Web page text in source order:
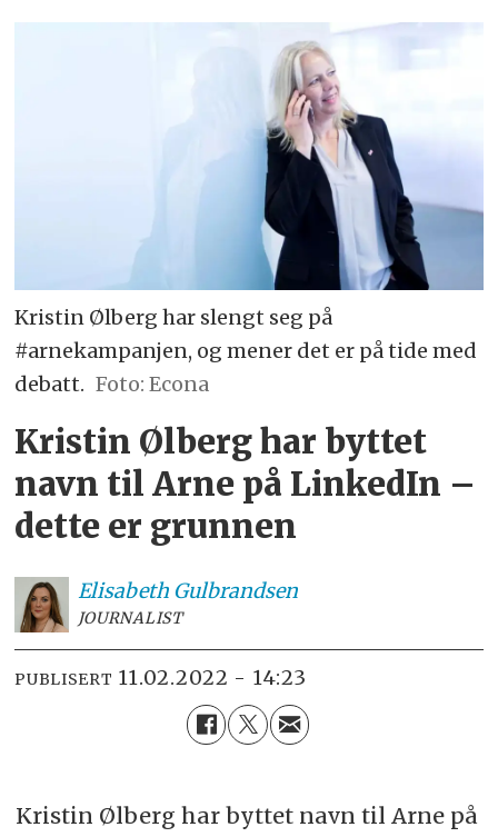
Kristin Ølberg har slengt seg på
#arnekampanjen, og mener det er på tide med
debatt. Foto: Econa
Kristin Ølberg har byttet
navn til Arne på LinkedIn –
dette er grunnen
Elisabeth Gulbrandsen
JOURNALIST
PUBLISERT 11.02.2022 - 14:23
Kristin Ølberg har byttet navn til Arne på